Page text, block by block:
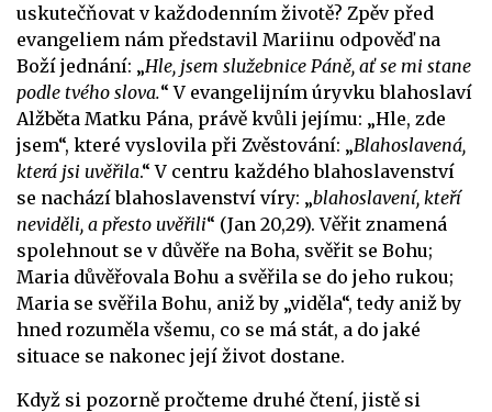
uskutečňovat v každodenním životě? Zpěv před
evangeliem nám představil Mariinu odpověď na
Boží jednání: „Hle, jsem služebnice Páně, ať se mi stane
podle tvého slova.“ V evangelijním úryvku blahoslaví
Alžběta Matku Pána, právě kvůli jejímu: „Hle, zde
jsem“, které vyslovila při Zvěstování: „Blahoslavená,
která jsi uvěřila.“ V centru každého blahoslavenství
se nachází blahoslavenství víry: „blahoslavení, kteří
neviděli, a přesto uvěřili“ (Jan 20,29). Věřit znamená
spolehnout se v důvěře na Boha, svěřit se Bohu;
Maria důvěřovala Bohu a svěřila se do jeho rukou;
Maria se svěřila Bohu, aniž by „viděla“, tedy aniž by
hned rozuměla všemu, co se má stát, a do jaké
situace se nakonec její život dostane.
Když si pozorně pročteme druhé čtení, jistě si